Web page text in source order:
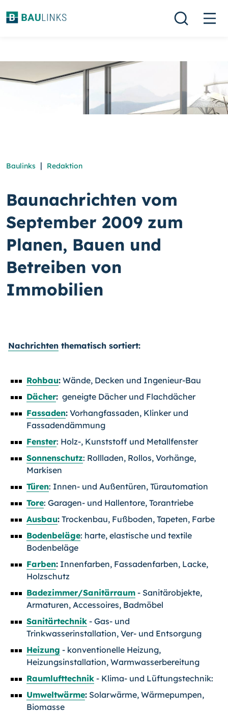
Baulinks | Redaktion
Baunachrichten vom
September 2009 zum
Planen, Bauen und
Betreiben von
Immobilien
Nachrichten thematisch sortiert:
Rohbau: Wände, Decken und Ingenieur-Bau
Dächer: geneigte Dächer und Flachdächer
Fassaden: Vorhangfassaden, Klinker und
Fassadendämmung
Fenster: Holz-, Kunststoff und Metallfenster
Sonnenschutz: Rollladen, Rollos, Vorhänge,
Markisen
Türen: Innen- und Außentüren, Türautomation
Tore: Garagen- und Hallentore, Torantriebe
Ausbau: Trockenbau, Fußboden, Tapeten, Farbe
Bodenbeläge: harte, elastische und textile
Bodenbeläge
Farben: Innenfarben, Fassadenfarben, Lacke,
Holzschutz
Badezimmer/Sanitärraum - Sanitärobjekte,
Armaturen, Accessoires, Badmöbel
Sanitärtechnik - Gas- und
Trinkwasserinstallation, Ver- und Entsorgung
Heizung - konventionelle Heizung,
Heizungsinstallation, Warmwasserbereitung
Raumlufttechnik - Klima- und Lüftungstechnik:
Umweltwärme: Solarwärme, Wärmepumpen,
Biomasse